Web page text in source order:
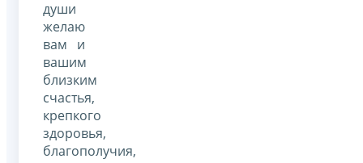
души
желаю
вам и
вашим
близким
счастья,
крепкого
здоровья,
благополучия,